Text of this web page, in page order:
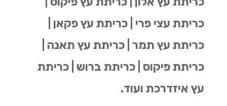
כריתת עצי פרי | כריתת עץ פקאן |
כריתת עץ תמר | כריתת עץ תאנה |
כריתת פיקוס | כריתת ברוש | כריתת
עץ איזדרכת ועוד.